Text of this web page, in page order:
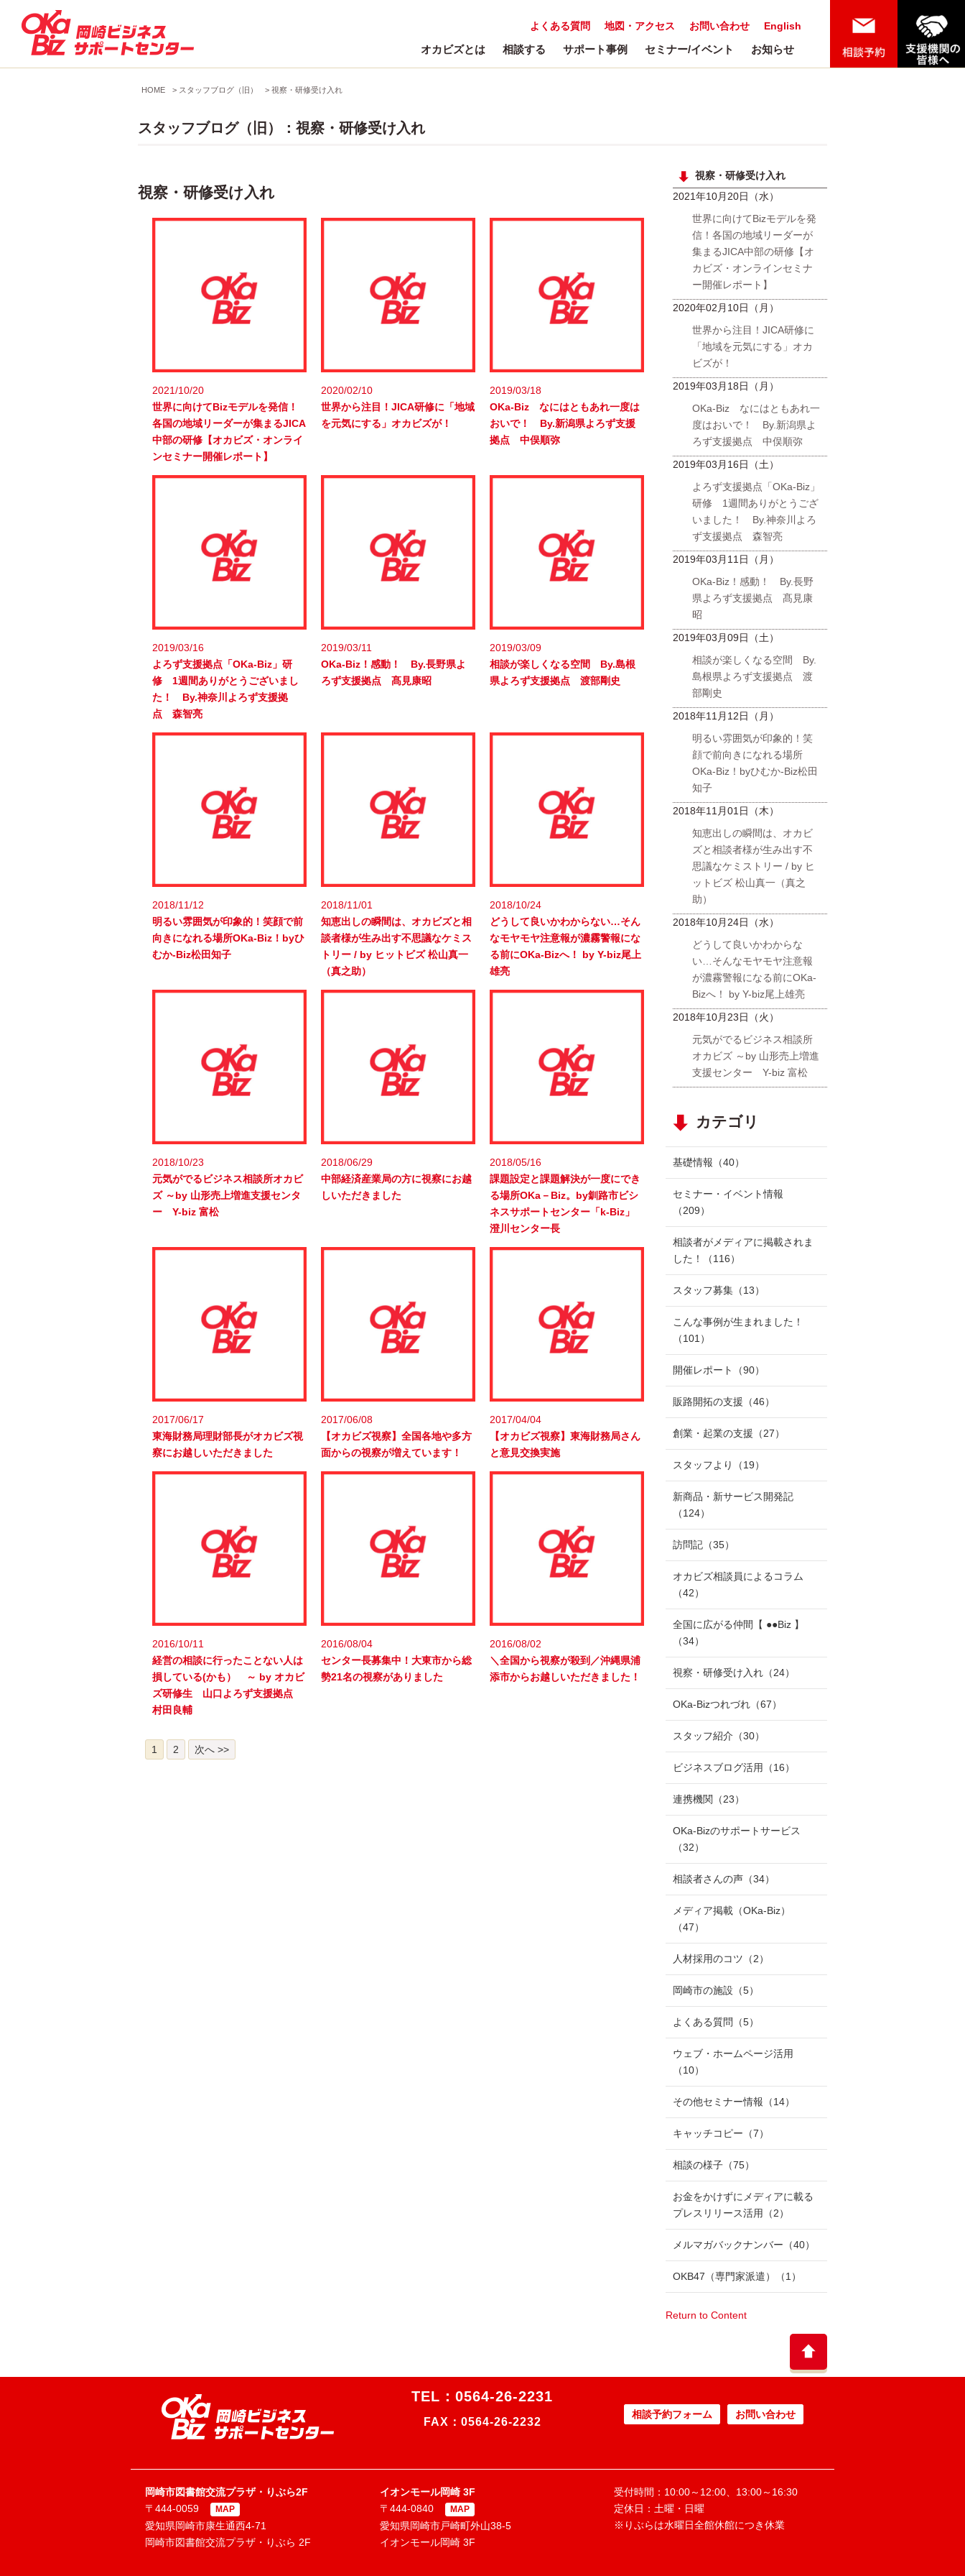
English
お問い合わせ
地図・アクセス
よくある質問
オカビズとは 相談する サポート事例 セミナー/イベント お知らせ
HOME > スタッフブログ（旧） > 視察・研修受け入れ
スタッフブログ（旧）：視察・研修受け入れ
視察・研修受け入れ
2021/10/20
世界に向けてBizモデルを発信！
各国の地域リーダーが集まるJICA
中部の研修【オカビズ・オンライ
ンセミナー開催レポート】
2020/02/10
世界から注目！JICA研修に「地域
を元気にする」オカビズが！
2019/03/18
OKa-Biz なにはともあれ一度は
おいで！ By.新潟県よろず支援
拠点 中俣順弥
2019/03/16
よろず支援拠点「OKa-Biz」研
修 1週間ありがとうございまし
た！ By.神奈川よろず支援拠
点 森智亮
2019/03/11
OKa-Biz！感動！ By.長野県よ
ろず支援拠点 髙見康昭
2019/03/09
相談が楽しくなる空間 By.島根
県よろず支援拠点 渡部剛史
2018/11/12
明るい雰囲気が印象的！笑顔で前
向きになれる場所OKa-Biz！byひ
むか-Biz松田知子
2018/11/01
知恵出しの瞬間は、オカビズと相
談者様が生み出す不思議なケミス
トリー / by ヒットビズ 松山真一
（真之助）
2018/10/24
どうして良いかわからない…そん
なモヤモヤ注意報が濃霧警報にな
る前にOKa-Bizへ！ by Y-biz尾上
雄亮
2018/10/23
元気がでるビジネス相談所オカビ
ズ ～by 山形売上増進支援センタ
ー Y-biz 富松
2018/06/29
中部経済産業局の方に視察にお越
しいただきました
2018/05/16
課題設定と課題解決が一度にでき
る場所OKa－Biz。by釧路市ビシ
ネスサポートセンター「k-Biz」
澄川センター長
2017/06/17
東海財務局理財部長がオカビズ視
察にお越しいただきました
2017/06/08
【オカビズ視察】全国各地や多方
面からの視察が増えています！
2017/04/04
【オカビズ視察】東海財務局さん
と意見交換実施
2016/10/11
経営の相談に行ったことない人は
損している(かも） ～ by オカビ
ズ研修生 山口よろず支援拠点
村田良輔
2016/08/04
センター長募集中！大東市から総
勢21名の視察がありました
2016/08/02
＼全国から視察が殺到／沖縄県浦
添市からお越しいただきました！
1 2 次へ >>
視察・研修受け入れ
2021年10月20日（水）
世界に向けてBizモデルを発
信！各国の地域リーダーが
集まるJICA中部の研修【オ
カビズ・オンラインセミナ
ー開催レポート】
2020年02月10日（月）
世界から注目！JICA研修に
「地域を元気にする」オカ
ビズが！
2019年03月18日（月）
OKa-Biz なにはともあれ一
度はおいで！ By.新潟県よ
ろず支援拠点 中俣順弥
2019年03月16日（土）
よろず支援拠点「OKa-Biz」
研修 1週間ありがとうござ
いました！ By.神奈川よろ
ず支援拠点 森智亮
2019年03月11日（月）
OKa-Biz！感動！ By.長野
県よろず支援拠点 髙見康
昭
2019年03月09日（土）
相談が楽しくなる空間 By.
島根県よろず支援拠点 渡
部剛史
2018年11月12日（月）
明るい雰囲気が印象的！笑
顔で前向きになれる場所
OKa-Biz！byひむか-Biz松田
知子
2018年11月01日（木）
知恵出しの瞬間は、オカビ
ズと相談者様が生み出す不
思議なケミストリー / by ヒ
ットビズ 松山真一（真之
助）
2018年10月24日（水）
どうして良いかわからな
い…そんなモヤモヤ注意報
が濃霧警報になる前にOKa-
Bizへ！ by Y-biz尾上雄亮
2018年10月23日（火）
元気がでるビジネス相談所
オカビズ ～by 山形売上増進
支援センター Y-biz 富松
カテゴリ
基礎情報 （40）
セミナー・イベント情報
（209）
相談者がメディアに掲載されま
した！
（116）
スタッフ募集 （13）
こんな事例が生まれました！
（101）
開催レポート （90）
販路開拓の支援 （46）
創業・起業の支援 （27）
スタッフより （19）
新商品・新サービス開発記
（124）
訪問記 （35）
オカビズ相談員によるコラム
（42）
全国に広がる仲間【 ●●Biz 】
（34）
視察・研修受け入れ （24）
OKa-Bizつれづれ （67）
スタッフ紹介 （30）
ビジネスブログ活用 （16）
連携機関 （23）
OKa-Bizのサポートサービス
（32）
相談者さんの声 （34）
メディア掲載（OKa-Biz）
（47）
人材採用のコツ （2）
岡崎市の施設 （5）
よくある質問 （5）
ウェブ・ホームページ活用
（10）
その他セミナー情報 （14）
キャッチコピー （7）
相談の様子 （75）
お金をかけずにメディアに載る
プレスリリース活用
（2）
メルマガバックナンバー （40）
OKB47（専門家派遣） （1）
Return to Content
TEL：0564-26-2231
FAX：0564-26-2232
相談予約フォーム お問い合わせ
岡崎市図書館交流プラザ・りぶら2F
〒444-0059
MAP
愛知県岡崎市康生通西4-71
岡崎市図書館交流プラザ・りぶら 2F
イオンモール岡崎 3F
〒444-0840
MAP
愛知県岡崎市戸崎町外山38-5
イオンモール岡崎 3F
受付時間：10:00～12:00、13:00～16:30
定休日：土曜・日曜
※りぶらは水曜日全館休館につき休業